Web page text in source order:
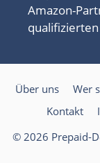
Amazon-
Über uns Wer
Kontakt
© 2026 Prepaid-